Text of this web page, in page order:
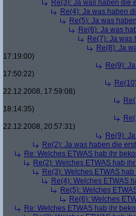
Re(3): Ja was haben die
Re(4): Ja was haben
Re(5): Ja was
Re(6): Ja was
Re(7): Ja was
Re(8): Ja
17:19:00)
Re(9):
17:50:22)
22.12.2008, 17:59:08)
18:14:35)
22.12.2008, 20:57:31)
Re(9):
Re(2): Ja was haben die
Re: Welches ETWAS hab ihr
Re(2): Welches ETWAS hab
Re(3): Welches ETWAS
Re(4): Welches ETWAS
Re(5): Welches
Re(6): Welches
Re: Welches ETWAS hab ihr